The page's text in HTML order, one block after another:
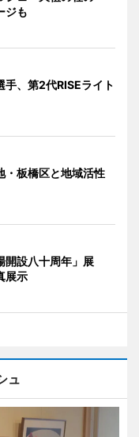
ジも
、第2代RISEライト
・板橋区と地域活性
開設八十周年」展
展示
ュ